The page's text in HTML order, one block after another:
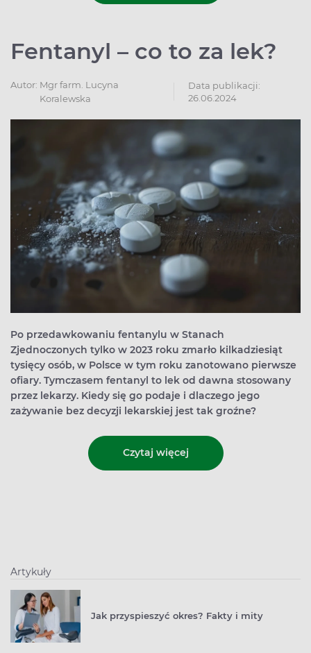
Fentanyl – co to za lek?
Autor: Mgr farm. Lucyna
Koralewska
Data publikacji:
26.06.2024
Po przedawkowaniu fentanylu w Stanach
Zjednoczonych tylko w 2023 roku zmarło kilkadziesiąt
tysięcy osób, w Polsce w tym roku zanotowano pierwsze
ofiary. Tymczasem fentanyl to lek od dawna stosowany
przez lekarzy. Kiedy się go podaje i dlaczego jego
zażywanie bez decyzji lekarskiej jest tak groźne?
Czytaj więcej
Artykuły
Jak przyspieszyć okres? Fakty i mity